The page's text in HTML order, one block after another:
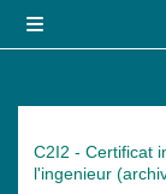
C2I2 - Certificat
l'ingenieur